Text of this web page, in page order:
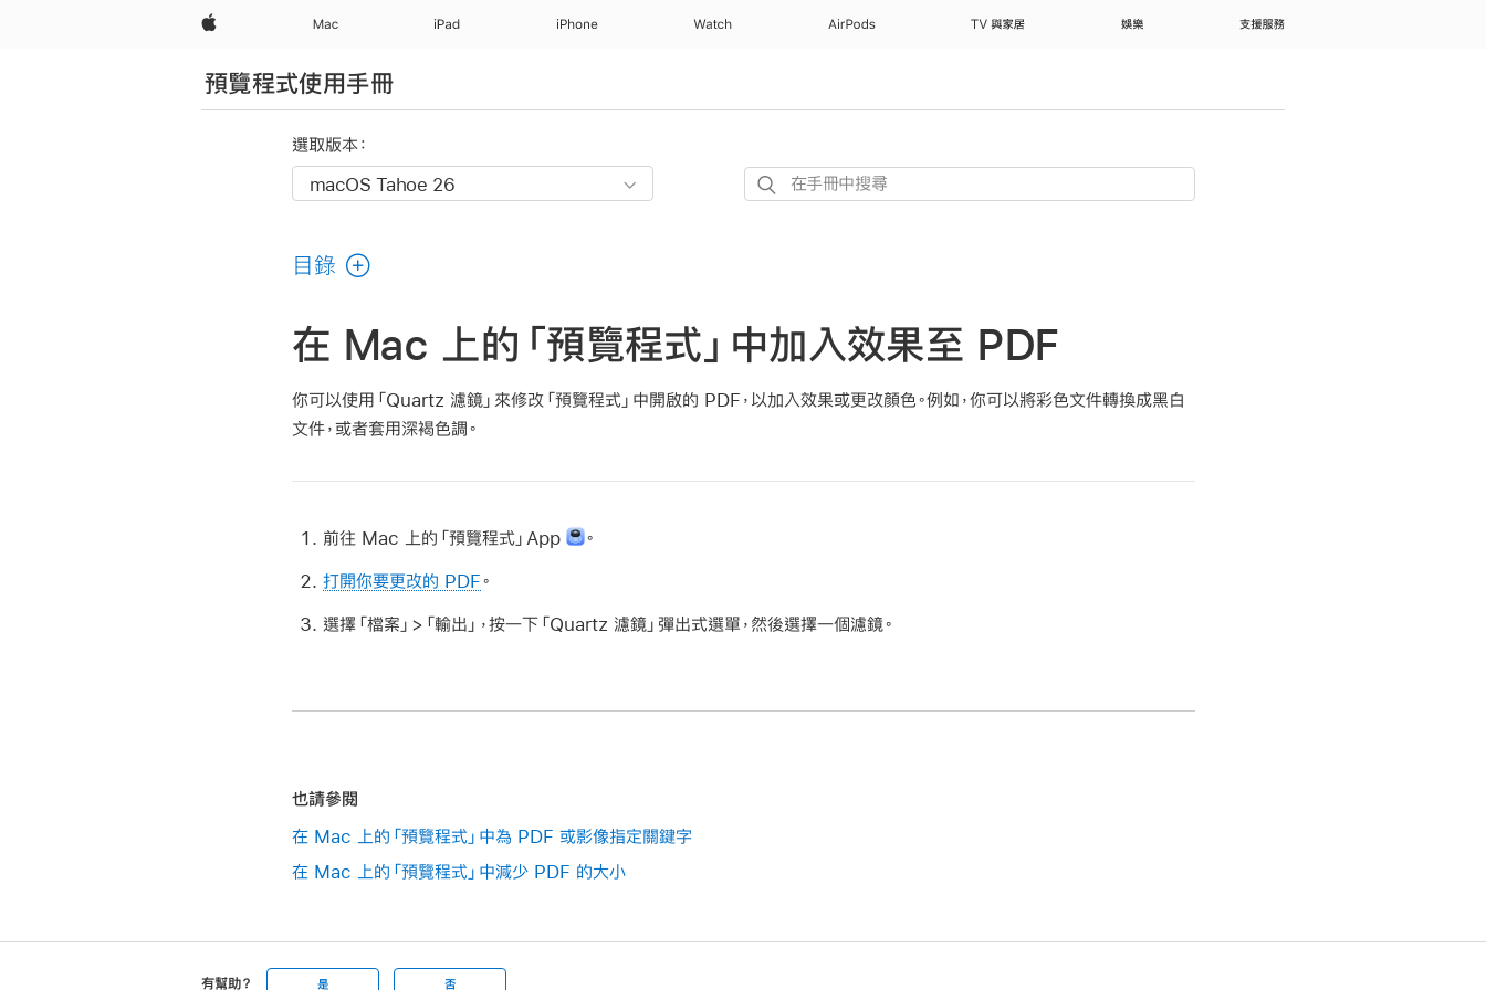
Apple Mac iPad iPhone Watch AirPods TV 與家居 娛樂 支援服務
預覽程式使用手冊
選取版本：
在
尋
目錄
在 Mac 上的「預覽程式」中加入效果至 PDF
你可以使用「Quartz 濾鏡」來修改「預覽程式」中開啟的 PDF，以加入效果或更改顏色。例如，你可以將彩色文件轉換成黑白
文件，或者套用深褐色調。
前往 Mac 上的「預覽程式」App 。
打開你要更改的 PDF。
選擇「檔案」>「輸出」，按一下「Quartz 濾鏡」彈出式選單，然後選擇一個濾鏡。
也請參閱
在 Mac 上的「預覽程式」中為 PDF 或影像指定關鍵字
在 Mac 上的「預覽程式」中減少 PDF 的大小
有幫助？ 是 否